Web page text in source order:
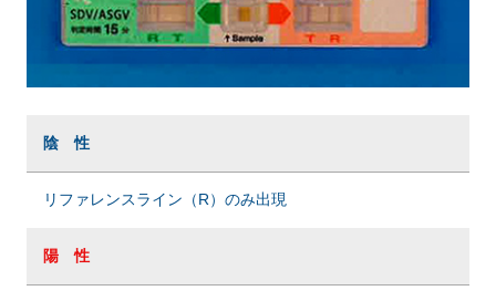
陰 性
リファレンスライン（R）のみ出現
陽 性